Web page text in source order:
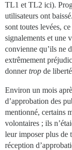
TL1 et TL2 ici).
utilisateurs ont
sont toutes levées,
signalements et une
convienne qu’ils ne
extrêmement
donnertrop de
Environ un mois
d’approbation des
mentionné, certains
volontaires ; ils
leur imposer plus de
réception